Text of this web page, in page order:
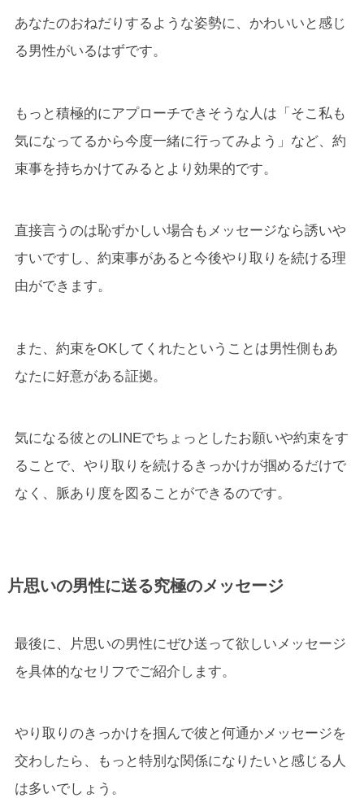
あなたのおねだりするような姿勢に、かわいいと感じ
る男性がいるはずです。
もっと積極的にアプローチできそうな人は「そこ私も
気になってるから今度一緒に行ってみよう」など、約
束事を持ちかけてみるとより効果的です。
直接言うのは恥ずかしい場合もメッセージなら誘いや
すいですし、約束事があると今後やり取りを続ける理
由ができます。
また、約束をOKしてくれたということは男性側もあ
なたに好意がある証拠。
気になる彼とのLINEでちょっとしたお願いや約束をす
ることで、やり取りを続けるきっかけが掴めるだけで
なく、脈あり度を図ることができるのです。
片思いの男性に送る究極のメッセージ
最後に、片思いの男性にぜひ送って欲しいメッセージ
を具体的なセリフでご紹介します。
やり取りのきっかけを掴んで彼と何通かメッセージを
交わしたら、もっと特別な関係になりたいと感じる人
は多いでしょう。